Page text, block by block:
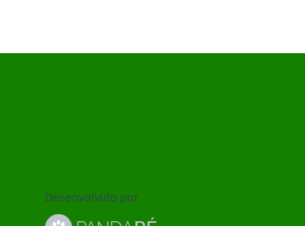
Desenvolvido por